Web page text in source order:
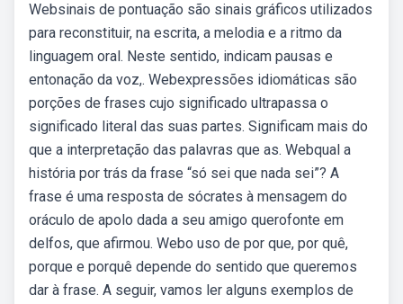
Websinais de pontuação são sinais gráficos utilizados
para reconstituir, na escrita, a melodia e a ritmo da
linguagem oral. Neste sentido, indicam pausas e
entonação da voz,. Webexpressões idiomáticas são
porções de frases cujo significado ultrapassa o
significado literal das suas partes. Significam mais do
que a interpretação das palavras que as. Webqual a
história por trás da frase “só sei que nada sei”? A
frase é uma resposta de sócrates à mensagem do
oráculo de apolo dada a seu amigo querofonte em
delfos, que afirmou. Webo uso de por que, por quê,
porque e porquê depende do sentido que queremos
dar à frase. A seguir, vamos ler alguns exemplos de